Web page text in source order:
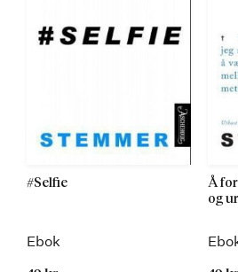
#Selfie
Ebok
Å
og